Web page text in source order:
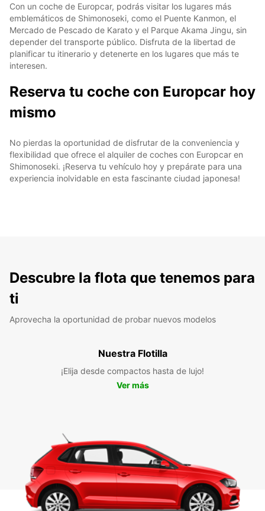
Con un coche de Europcar, podrás visitar los lugares más
emblemáticos de Shimonoseki, como el Puente Kanmon, el
Mercado de Pescado de Karato y el Parque Akama Jingu, sin
depender del transporte público. Disfruta de la libertad de
planificar tu itinerario y detenerte en los lugares que más te
interesen.
Reserva tu coche con Europcar hoy
mismo
No pierdas la oportunidad de disfrutar de la conveniencia y
flexibilidad que ofrece el alquiler de coches con Europcar en
Shimonoseki. ¡Reserva tu vehículo hoy y prepárate para una
experiencia inolvidable en esta fascinante ciudad japonesa!
Descubre la flota que tenemos para
ti
Aprovecha la oportunidad de probar nuevos modelos
Nuestra Flotilla
¡Elija desde compactos hasta de lujo!
Ver más